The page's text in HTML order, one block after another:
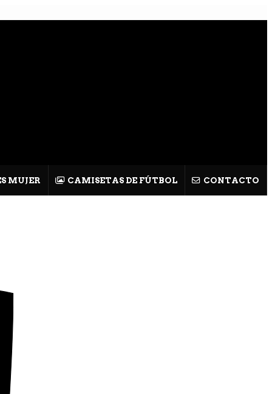
MUJER CAMISETAS DE FÚTBOL CONTACTO